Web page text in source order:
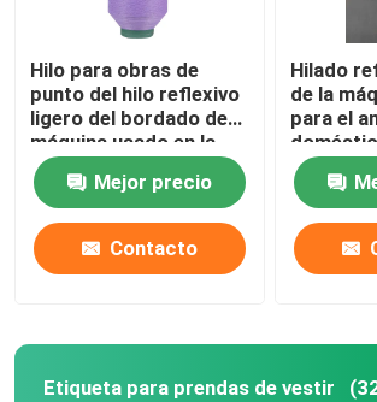
Hilo para obras de
punto del hilo reflexivo
ligero del bordado de
máquina usado en la
camiseta Logo
Clothing Red Green
Mejor precio
Contacto
Hilado
de la
para el
la ropa
que teje
Etiqueta para prendas de vestir